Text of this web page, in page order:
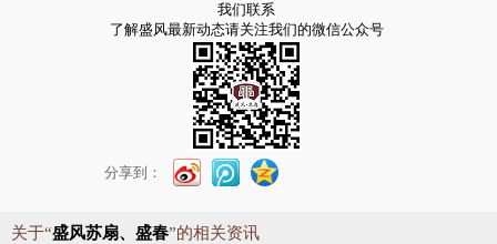
我们联系
了解盛风最新动态请关注我们的微信公众号
分享到：
关于“盛风苏扇、盛春”的相关资讯